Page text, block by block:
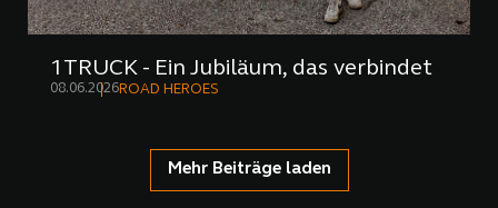
1TRUCK - Ein Jubiläum, das verbindet
08.06.2026ROAD HEROES
Mehr Beiträge laden